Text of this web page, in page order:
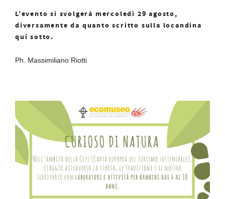
L’evento si svolgerà mercoledì 29 agosto,
diversamente da quanto scritto sulla locandina
qui sotto.
Ph. Massimiliano Riotti